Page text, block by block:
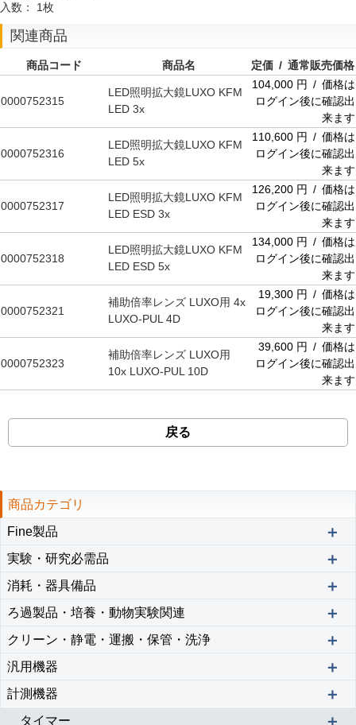
入数： 1枚
関連商品
商品コード 商品名 定価 / 通常販売価格
0000752315
LED照明拡大鏡LUXO KFM
LED 3x
104,000 円 / 価格は
ログイン後に確認出
来ます
0000752316
LED照明拡大鏡LUXO KFM
LED 5x
110,600 円 / 価格は
ログイン後に確認出
来ます
0000752317
LED照明拡大鏡LUXO KFM
LED ESD 3x
126,200 円 / 価格は
ログイン後に確認出
来ます
0000752318
LED照明拡大鏡LUXO KFM
LED ESD 5x
134,000 円 / 価格は
ログイン後に確認出
来ます
0000752321
補助倍率レンズ LUXO用 4x
LUXO-PUL 4D
19,300 円 / 価格は
ログイン後に確認出
来ます
0000752323
補助倍率レンズ LUXO用
10x LUXO-PUL 10D
39,600 円 / 価格は
ログイン後に確認出
来ます
戻る
商品カテゴリ
Fine製品
＋
実験・研究必需品 ＋
消耗・器具備品 ＋
ろ過製品・培養・動物実験関連 ＋
クリーン・静電・運搬・保管・洗浄 ＋
汎用機器 ＋
計測機器 ＋
タイマー ＋